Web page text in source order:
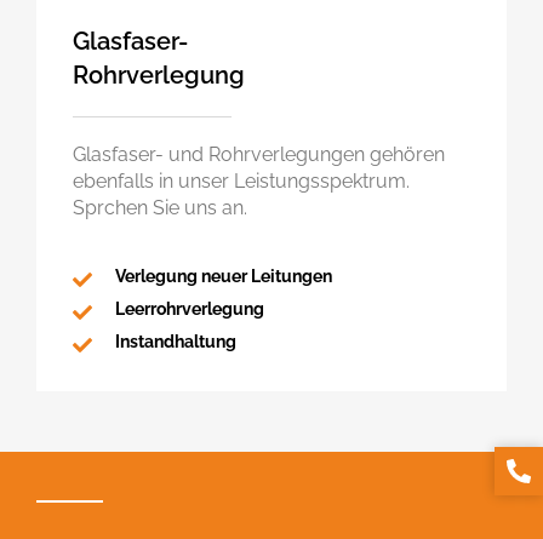
Glasfaser-
Rohrverlegung
Glasfaser- und Rohrverlegungen gehören
ebenfalls in unser Leistungsspektrum.
Sprchen Sie uns an.
Verlegung neuer Leitungen
Leerrohrverlegung
Instandhaltung